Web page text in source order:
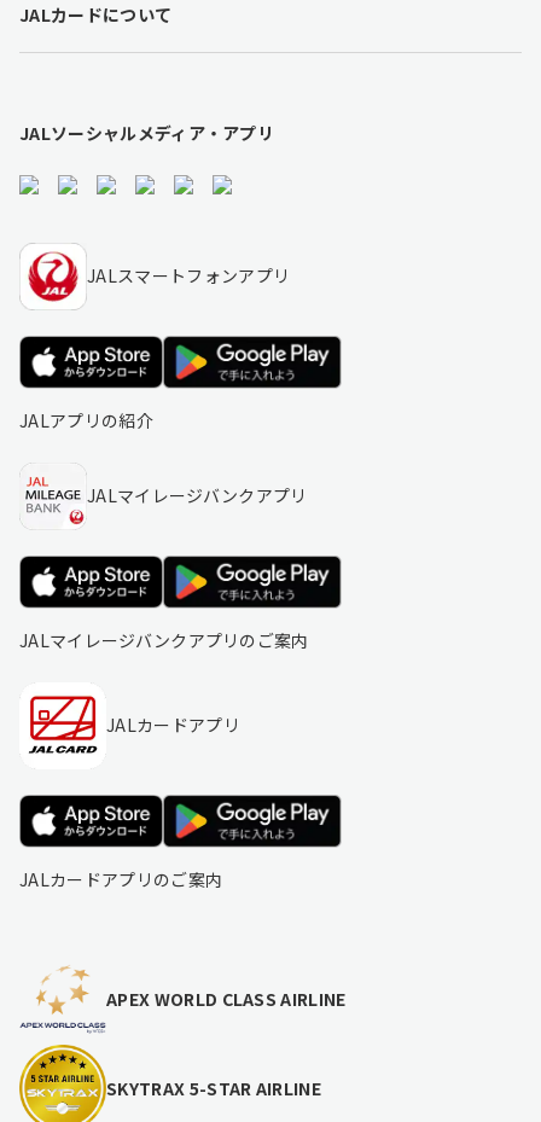
s
JALカードについて
JALソーシャルメディア・アプリ
JALスマートフォンアプリ
JALアプリの紹介
JALマイレージバンクアプリ
JALマイレージバンクアプリのご案内
JALカードアプリ
JALカードアプリのご案内
APEX WORLD CLASS AIRLINE
SKYTRAX 5-STAR AIRLINE